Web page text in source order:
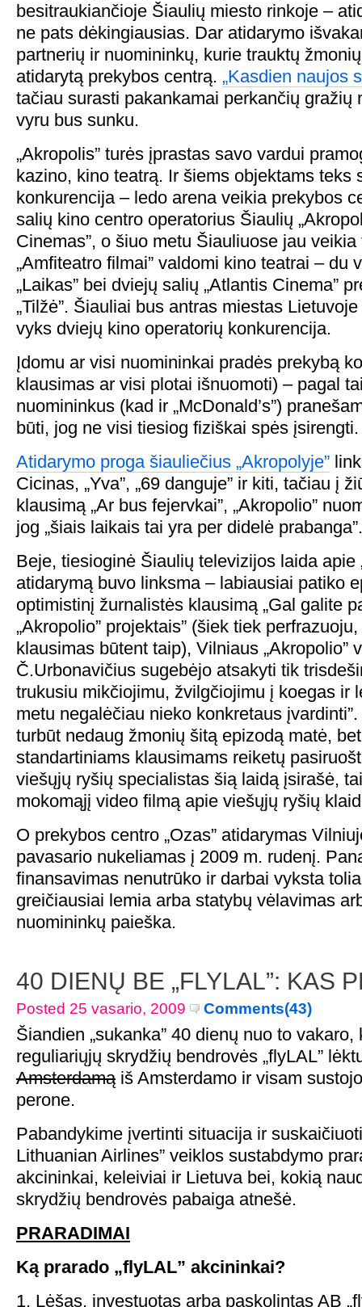
besitraukiančioje Šiaulių miesto rinkoje –
ne pats dėkingiausias. Dar atidarymo
partnerių ir nuomininkų, kurie trauktų
atidarytą prekybos centrą. „Kasdien naujos
tačiau surasti pakankamai perkančių gražių
vyru bus sunku.
„Akropolis” turės įprastas savo vardui
kazino, kino teatrą. Ir šiems objektams teks
konkurencija – ledo arena veikia prekybos
salių kino centro operatorius Šiaulių
Cinemas”, o šiuo metu Šiauliuose jau
„Amfiteatro filmai” valdomi kino teatrai – du
„Laikas” bei dviejų salių „Atlantis Cinema”
„Tilžė”. Šiauliai bus antras miestas
vyks dviejų kino operatorių konkurencija.
Įdomu ar visi nuomininkai pradės prekybą
klausimas ar visi plotai išnuomoti) – pagal
nuomininkus (kad ir „McDonald’s”)
būti, jog ne visi tiesiog fiziškai spės įsirengti.
Atidarymo proga šiauliečius „Akropolyje”
Cicinas, „Yva”, „69 danguje” ir kiti, tačiau į
klausimą „Ar bus fejervkai”, „Akropolio”
jog „šiais laikais tai yra per didelė prabanga”.
Beje, tiesioginė Šiaulių televizijos laida apie
atidarymą buvo linksma – labiausiai patiko
optimistinį žurnalistės klausimą „Gal galite
„Akropolio” projektais” (šiek tiek
klausimas būtent taip), Vilniaus „Akropolio”
Č.Urbonavičius sugebėjo atsakyti tik
trukusiu mikčiojimu, žvilgčiojimu į koegas ir
metu negalėčiau nieko konkretaus
turbūt nedaug žmonių šitą epizodą matė,
standartiniams klausimams reiketų
viešųjų ryšių specialistas šią laidą įsirašė,
mokomąjį video filmą apie viešųjų ryšių
O prekybos centro „Ozas” atidarymas
pavasario nukeliamas į 2009 m. rudenį.
finansavimas nenutrūko ir darbai vyksta
greičiausiai lemia arba statybų vėlavimas
nuomininkų paieška.
40 DIENŲ BE „FLYLAL”: KAS
Posted 25 vasario, 2009 Comments(43)
Šiandien „sukanka” 40 dienų nuo to
reguliariųjų skrydžių bendrovės „flyLAL”
Amsterdamąiš Amsterdamo ir visam
perone.
Pabandykime įvertinti situacija ir
Lithuanian Airlines” veiklos sustabdymo
akcininkai, keleiviai ir Lietuva bei, kokią
skrydžių bendrovės pabaiga atnešė.
PRARADIMAI
Ką prarado „flyLAL” akcininkai?
1. Lėšas, investuotas arba paskolintas AB